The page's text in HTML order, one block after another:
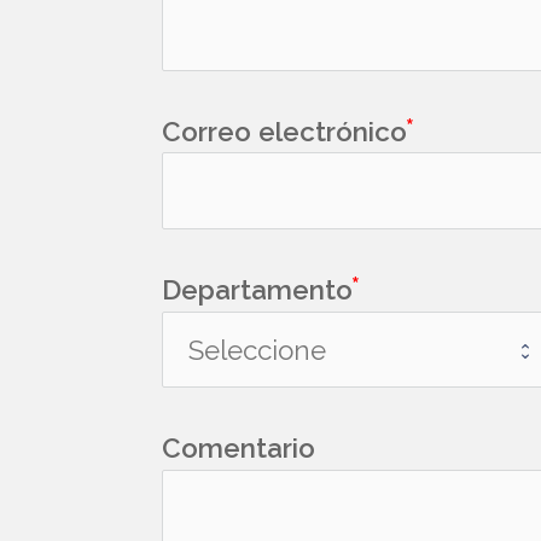
Correo electrónico
Departamento
Comentario